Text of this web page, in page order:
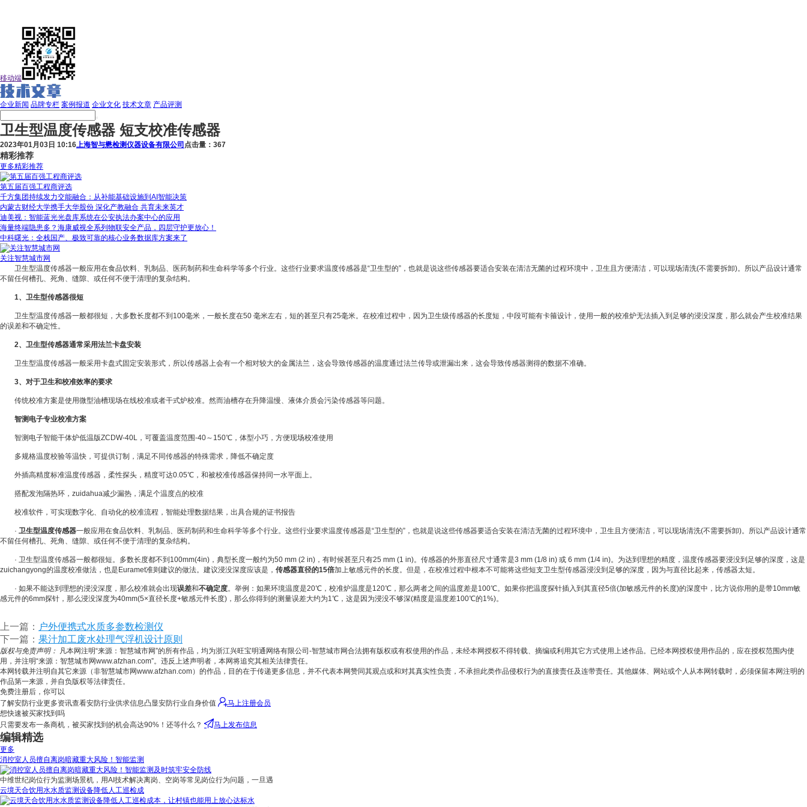
移动端
企业新闻 品牌专栏 案例报道 企业文化 技术文章 产品评测
卫生型温度传感器 短支校准传感器
2023年01月03日 10:16上海智与懋检测仪器设备有限公司 点击量：367
精彩推荐
更多精彩推荐
第五届百强工程商评选
千方集团持续发力交能融合：从补能基础设施到AI智能决策
内蒙古财经大学携手大华股份 深化产教融合 共育未来英才
迪美视：智能蓝光光盘库系统在公安执法办案中心的应用
海量终端隐患多？海康威视全系列物联安全产品，四层守护更放心！
中科曙光：全栈国产、极致可靠的核心业务数据库方案来了
关注智慧城市网
卫生型温度传感器一般应用在食品饮料、乳制品、医药制药和生命科学等多个行业。这些行业要求温度传感器是“卫生型的”，也就是说这些传感器要适合安装在清洁无菌的过程环境中，卫生且方便清洁，可以现场清洗(不需要拆卸)。所以产品设计通常
不留任何槽孔、死角、缝隙、或任何不便于清理的复杂结构。
1、卫生型传感器很短
卫生型温度传感器一般都很短，大多数长度都不到100毫米，一般长度在50 毫米左右，短的甚至只有25毫米。在校准过程中，因为卫生级传感器的长度短，中段可能有卡箍设计，使用一般的校准炉无法插入到足够的浸没深度，那么就会产生校准结果
的误差和不确定性。
2、卫生型传感器通常采用法兰卡盘安装
卫生型温度传感器一般采用卡盘式固定安装形式，所以传感器上会有一个相对较大的金属法兰，这会导致传感器的温度通过法兰传导或泄漏出来，这会导致传感器测得的数据不准确。
3、对于卫生和校准效率的要求
传统校准方案是使用微型油槽现场在线校准或者干式炉校准。然而油槽存在升降温慢、液体介质会污染传感器等问题。
智测电子专业校准方案
智测电子智能干体炉低温版ZCDW-40L，可覆盖温度范围-40～150℃，体型小巧，方便现场校准使用
多规格温度校验等温快，可提供订制，满足不同传感器的特殊需求，降低不确定度
外插高精度标准温度传感器，柔性探头，精度可达0.05℃，和被校准传感器保持同一水平面上。
搭配发泡隔热环，zuidahua减少漏热，满足个温度点的校准
校准软件，可实现数字化、自动化的校准流程，智能处理数据结果，出具合规的证书报告
· 卫生型温度传感器一般应用在食品饮料、乳制品、医药制药和生命科学等多个行业。这些行业要求温度传感器是“卫生型的”，也就是说这些传感器要适合安装在清洁无菌的过程环境中，卫生且方便清洁，可以现场清洗(不需要拆卸)。所以产品设计通常
不留任何槽孔、死角、缝隙、或任何不便于清理的复杂结构。
· 卫生型温度传感器一般都很短。多数长度都不到100mm(4in)，典型长度一般约为50 mm (2 in)，有时候甚至只有25 mm (1 in)。传感器的外形直径尺寸通常是3 mm (1/8 in) 或 6 mm (1/4 in)。为达到理想的精度，温度传感器要浸没到足够的深度，这是
zuichangyong的温度校准做法，也是Euramet准则建议的做法。建议浸没深度应该是， 传感器直径的15倍加上敏感元件的长度。但是，在校准过程中根本不可能将这些短支卫生型传感器浸没到足够的深度，因为与直径比起来，传感器太短。
· 如果不能达到理想的浸没深度，那么校准就会出现误差和不确定度。举例：如果环境温度是20℃，校准炉温度是120℃，那么两者之间的温度差是100℃。如果你把温度探针插入到其直径5倍(加敏感元件的长度)的深度中，比方说你用的是带10mm敏
感元件的6mm探针，那么浸没深度为40mm(5×直径长度+敏感元件长度)，那么你得到的测量误差大约为1℃，这是因为浸没不够深(精度是温度差100℃的1%)。
上一篇： 户外便携式水质多参数检测仪
下一篇： 果汁加工废水处理气浮机设计原则
版权与免责声明： 凡本网注明“来源：智慧城市网”的所有作品，均为浙江兴旺宝明通网络有限公司-智慧城市网合法拥有版权或有权使用的作品，未经本网授权不得转载、摘编或利用其它方式使用上述作品。已经本网授权使用作品的，应在授权范围内使
用，并注明“来源：智慧城市网www.afzhan.com”。违反上述声明者，本网将追究其相关法律责任。
本网转载并注明自其它来源（非智慧城市网www.afzhan.com）的作品，目的在于传递更多信息，并不代表本网赞同其观点或和对其真实性负责，不承担此类作品侵权行为的直接责任及连带责任。其他媒体、网站或个人从本网转载时，必须保留本网注明的
作品第一来源，并自负版权等法律责任。
免费注册后，你可以
了解安防行业更多资讯查看安防行业供求信息凸显安防行业自身价值
马上注册会员
想快速被买家找到吗
只需要发布一条商机，被买家找到的机会高达90%！还等什么？
马上发布信息
编辑精选
更多
消控室人员擅自离岗暗藏重大风险！智能监测
中维世纪岗位行为监测场景机，用AI技术解决离岗、空岗等常见岗位行为问题，一旦遇
云境天合饮用水水质监测设备降低人工巡检成